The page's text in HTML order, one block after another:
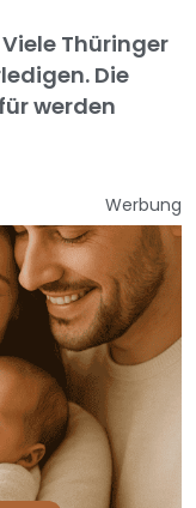
Thüringer
Die
werden
Werbung